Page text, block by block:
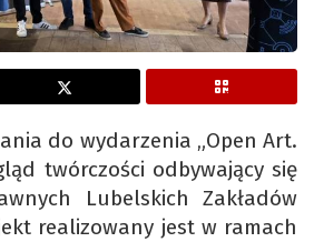
do wydarzenia „Open Art.
twórczości odbywający się
Lubelskich Zakładów
realizowany jest w ramach